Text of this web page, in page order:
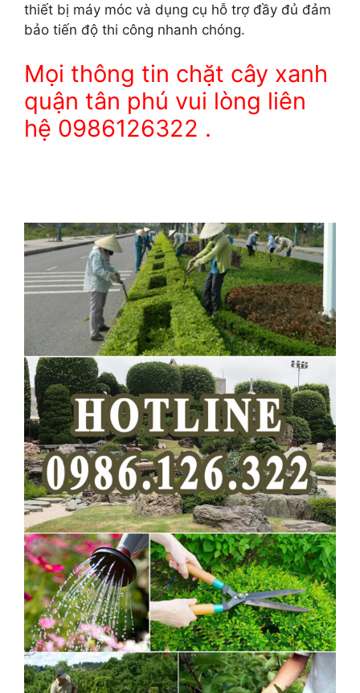
thiết bị máy móc và dụng cụ hỗ trợ đầy đủ đảm
bảo tiến độ thi công nhanh chóng.
Mọi thông tin chặt cây xanh
quận tân phú vui lòng liên
hệ 0986126322 .